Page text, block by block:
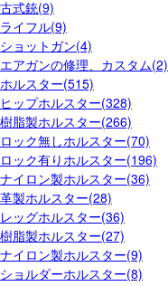
古式銃(9)
ライフル(9)
ショットガン(4)
エアガンの修理、カスタム(2)
ホルスター(515)
ヒップホルスター(328)
樹脂製ホルスター(266)
ロック無しホルスター(70)
ロック有りホルスター(196)
ナイロン製ホルスター(36)
革製ホルスター(28)
レッグホルスター(36)
樹脂製ホルスター(27)
ナイロン製ホルスター(9)
ショルダーホルスター(8)